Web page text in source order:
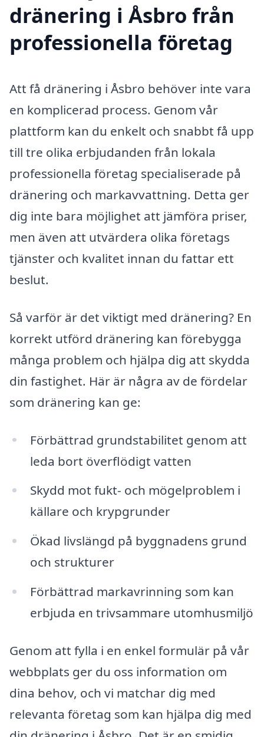
dränering i Åsbro från
professionella företag
Att få dränering i Åsbro behöver inte vara
en komplicerad process. Genom vår
plattform kan du enkelt och snabbt få upp
till tre olika erbjudanden från lokala
professionella företag specialiserade på
dränering och markavvattning. Detta ger
dig inte bara möjlighet att jämföra priser,
men även att utvärdera olika företags
tjänster och kvalitet innan du fattar ett
beslut.
Så varför är det viktigt med dränering? En
korrekt utförd dränering kan förebygga
många problem och hjälpa dig att skydda
din fastighet. Här är några av de fördelar
som dränering kan ge:
Förbättrad grundstabilitet genom att
leda bort överflödigt vatten
Skydd mot fukt- och mögelproblem i
källare och krypgrunder
Ökad livslängd på byggnadens grund
och strukturer
Förbättrad markavrinning som kan
erbjuda en trivsammare utomhusmiljö
Genom att fylla i en enkel formulär på vår
webbplats ger du oss information om
dina behov, och vi matchar dig med
relevanta företag som kan hjälpa dig med